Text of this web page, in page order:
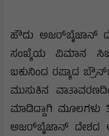
ಹೌದು ಅಜರ್‌ಬೈಜಾನ್
ಸಂಖ್ಯೆಯ ವಿಮಾನ
ಬಕುನಿಂದ ರಷ್ಯಾದ
ಮುಸುಕಿನ
ಮಾಡಿದ್ದಾಗಿ ಮೂಲಗಳು
ಅಜರ್‌ಬೈಜಾನ್